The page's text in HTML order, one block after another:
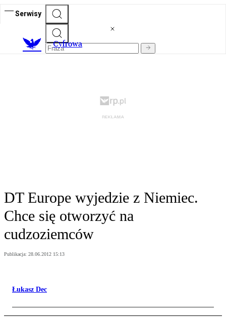
Serwisy
Cyfrowa
DT Europe wyjedzie z Niemiec.
Chce się otworzyć na
cudzoziemców
Publikacja: 28.06.2012 15:13
Łukasz Dec